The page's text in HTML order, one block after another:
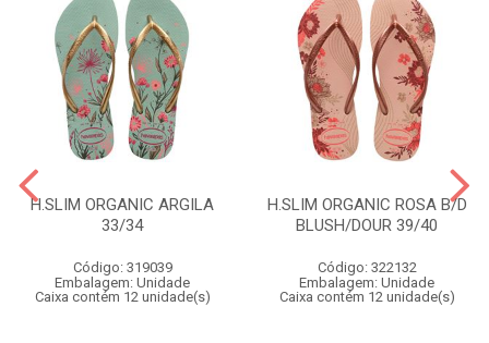
H.SLIM ORGANIC ARGILA
33/34
Código: 319039
Embalagem: Unidade
Caixa contém 12 unidade(s)
H.SLIM ORGANIC ROSA B/D
BLUSH/DOUR 39/40
Código: 322132
Embalagem: Unidade
Caixa contém 12 unidade(s)